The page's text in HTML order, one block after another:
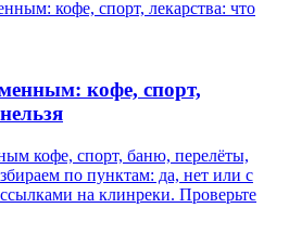
кофе, спорт,
кофе, спорт, баню, перелёты,
по пунктам: да, нет или с
на клинреки. Проверьте